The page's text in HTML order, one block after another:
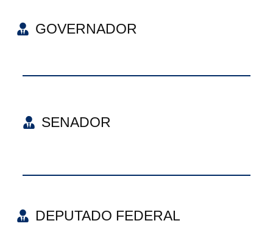
GOVERNADOR
SENADOR
DEPUTADO FEDERAL